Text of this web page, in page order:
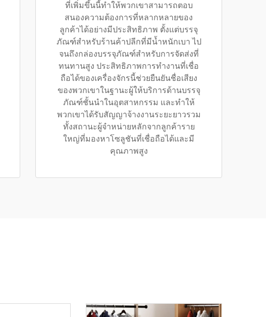
ที่เพิ่มขึ้นนี้ทำให้พวกเขาสามารถตอบ
สนองความต้องการที่หลากหลายของ
ลูกค้าได้อย่างมีประสิทธิภาพ ตั้งแต่บรรจุ
ภัณฑ์สำหรับร้านค้าปลีกที่มีน้ำหนักเบา ไป
จนถึงกล่องบรรจุภัณฑ์สำหรับการจัดส่งที่
ทนทานสูง ประสิทธิภาพการทำงานที่เชื่อ
ถือได้ของเครื่องจักรนี้ช่วยยืนยันชื่อเสียง
ของพวกเขาในฐานะผู้ให้บริการด้านบรรจุ
ภัณฑ์ชั้นนำในอุตสาหกรรม และทำให้
พวกเขาได้รับสัญญาจ้างงานระยะยาวรวม
ทั้งสถานะผู้จำหน่ายหลักจากลูกค้าราย
ใหญ่ที่มองหาโซลูชันที่เชื่อถือได้และมี
คุณภาพสูง